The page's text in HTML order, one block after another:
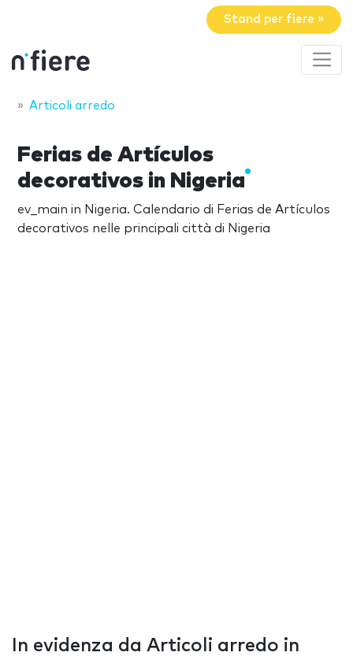
Stand per fiere »
Articoli arredo
Ferias de Artículos
decorativos in Nigeria
ev_main in Nigeria. Calendario di Ferias de Artículos
decorativos nelle principali città di Nigeria
In evidenza da Articoli arredo in